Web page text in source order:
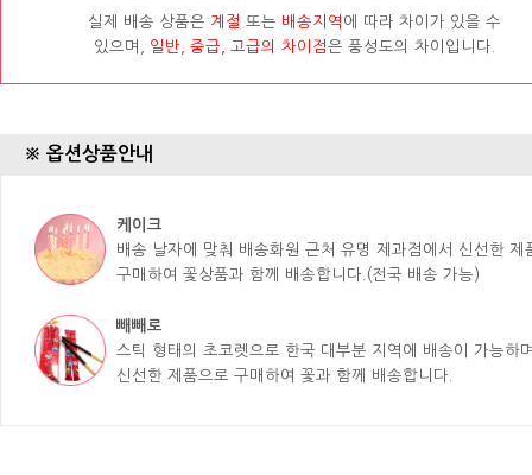
실제 배송 상품은 계절 또는 배송지역 에 따라 차이가 있을 수
있으며, 일반, 중급, 고급의 차이점은 풍성도의 차이입니다.
※ 옵션상품안내
케이크
배송 날자에 맞춰 배송화원 근처 유명 제과점에서 신선한 제
구매하여 꽃상품과 함께 배송합니다.(전국 배송 가능)
빼빼로
스틱 형태의 초코렛으로 한국 대부분 지역에 배송이 가능하
신선한 제품으로 구매하여 꽃과 함께 배송합니다.